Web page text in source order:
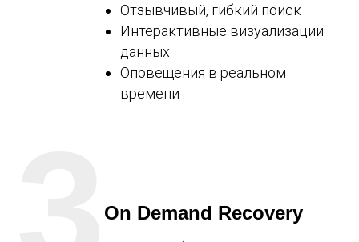
Отзывчивый, гибкий поиск
Интерактивные визуализации
данных
Оповещения в реальном
времени
On Demand Recovery